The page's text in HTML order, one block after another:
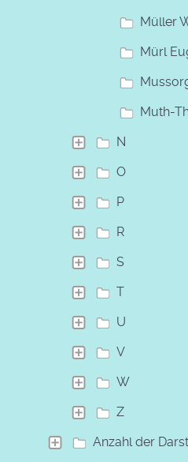
Müller
Mürl
Muth-
N
O
P
R
S
T
U
V
W
Z
Anzahl der